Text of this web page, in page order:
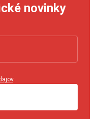
novinky
.